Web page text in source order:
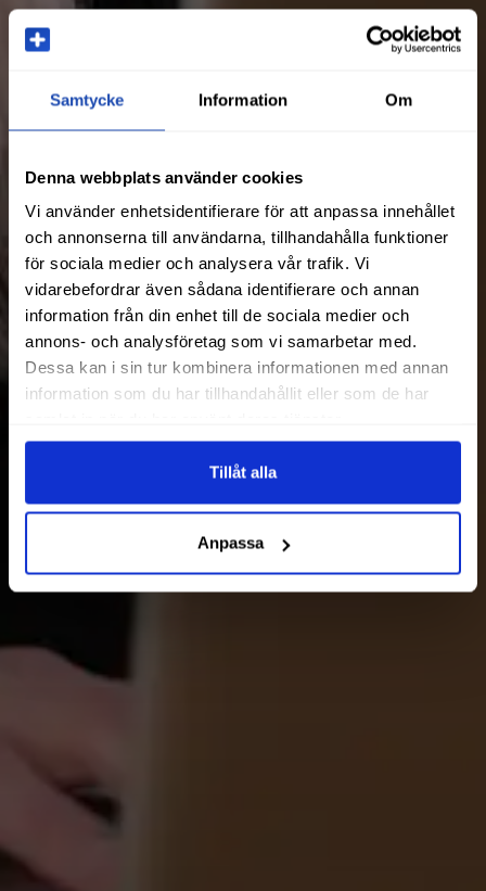
Samtycke Information Om
Denna webbplats använder cookies
Vi använder enhetsidentifierare för att anpassa innehållet
och annonserna till användarna, tillhandahålla funktioner
för sociala medier och analysera vår trafik. Vi
vidarebefordrar även sådana identifierare och annan
information från din enhet till de sociala medier och
annons- och analysföretag som vi samarbetar med.
Dessa kan i sin tur kombinera informationen med annan
information som du har tillhandahållit eller som de har
Tillåt alla
Anpassa